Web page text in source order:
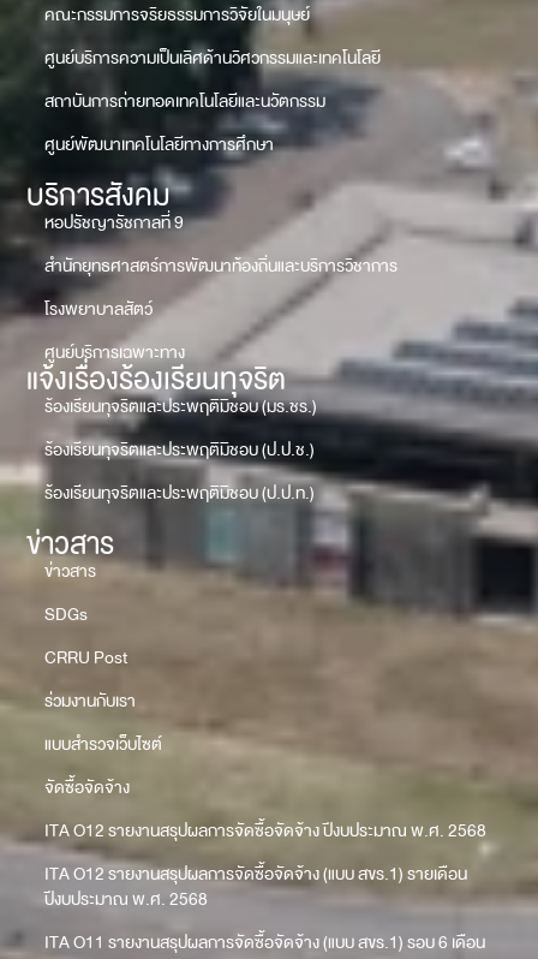
คณะกรรมการจริยธรรมการวิจัยในมนุษย์
ศูนย์บริการความเป็นเลิศด้านวิศวกรรมและเทคโนโลยี
สถาบันการถ่ายทอดเทคโนโลยีและนวัตกรรม
ศูนย์พัฒนาเทคโนโลยีทางการศึกษา
บริการสังคม
หอปรัชญารัชกาลที่ 9
สำนักยุทธศาสตร์การพัฒนาท้องถิ่นและบริการวิชาการ
โรงพยาบาลสัตว์
ศูนย์บริการเฉพาะทาง
แจ้งเรื่องร้องเรียนทุจริต
ร้องเรียนทุจริตและประพฤติมิชอบ (มร.ชร.)
ร้องเรียนทุจริตและประพฤติมิชอบ (ป.ป.ช.)
ร้องเรียนทุจริตและประพฤติมิชอบ (ป.ป.ท.)
ข่าวสาร
ข่าวสาร
SDGs
CRRU Post
ร่วมงานกับเรา
แบบสำรวจเว็บไซต์
จัดซื้อจัดจ้าง
ITA O12 รายงานสรุปผลการจัดซื้อจัดจ้าง ปีงบประมาณ พ.ศ. 2568
ITA O12 รายงานสรุปผลการจัดซื้อจัดจ้าง (แบบ สขร.1) รายเดือน
ปีงบประมาณ พ.ศ. 2568
ITA O11 รายงานสรุปผลการจัดซื้อจัดจ้าง (แบบ สขร.1) รอบ 6 เดือน